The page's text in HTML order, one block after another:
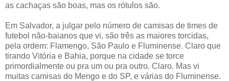
as cachaças são boas, mas os rótulos são.
Em Salvador, a julgar pelo número de camisas de times de
futebol não-baianos que vi, são três as maiores torcidas,
pela ordem: Flamengo, São Paulo e Fluminense. Claro que
tirando Vitória e Bahia, porque na cidade se torce
primordialmente ou pra um ou pra outro. Claro. Mas vi
muitas camisas do Mengo e do SP, e várias do Fluminense.